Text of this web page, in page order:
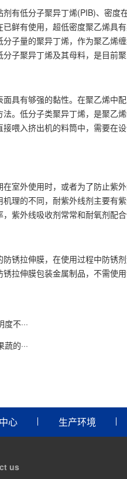
低分子聚异丁烯(PIB)、密度
鲜有使用，超低密度聚乙烯具
子量的聚异丁烯，作为聚乙烯
子聚异丁烯及其母料，是目前
有够强的黏性。在聚乙烯中
。低分子类聚异丁烯，是聚乙
喂入挤出机的料筒中，需要在
外使用时，或者为了防止紫
理的不同，耐紫外线剂主要有
紫外线吸收剂常常和耐氧剂配合
拉伸膜，在使用过程中防锈
拉伸膜包装金属制品，不需使
不···
的···
心 生产环境
us